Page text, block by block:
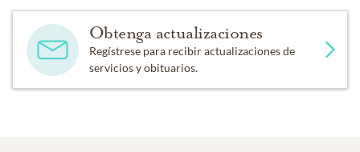
Obtenga actualizaciones
Regístrese para recibir actualizaciones de
servicios y obituarios.